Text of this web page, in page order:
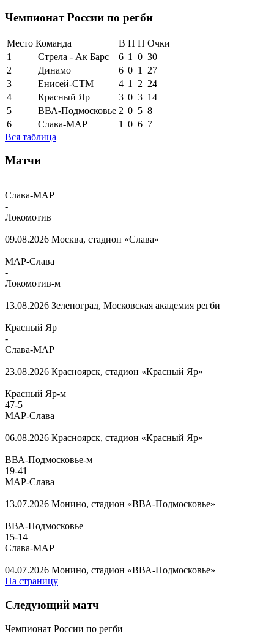
Чемпионат России по регби
Место Команда В Н П Очки
1
Стрела - Ак Барс 6 1 0 30
2
Динамо 6 0 1
27
3
Енисей-СТМ 4 1 2 24
4
Красный Яр 3 0 3 14
5
ВВА-Подмосковье 2 0 5 8
6
Слава-МАР 1 0 6 7
Вся таблица
Матчи
Слава-МАР
-
Локомотив
09.08.2026 Москва, стадион «Слава»
МАР-Слава
-
Локомотив-м
13.08.2026 Зеленоград, Московская академия регби
Красный Яр
-
Слава-МАР
23.08.2026 Красноярск, стадион «Красный Яр»
Красный Яр-м
47-5
МАР-Слава
06.08.2026 Красноярск, стадион «Красный Яр»
ВВА-Подмосковье-м
19-41
МАР-Слава
13.07.2026 Монино, стадион «ВВА-Подмосковье»
ВВА-Подмосковье
15-14
Слава-МАР
04.07.2026 Монино, стадион «ВВА-Подмосковье»
На страницу
Следующий матч
Чемпионат России по регби